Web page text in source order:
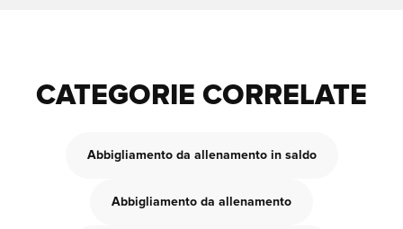
CATEGORIE CORRELATE
Abbigliamento da allenamento in saldo
Abbigliamento da allenamento